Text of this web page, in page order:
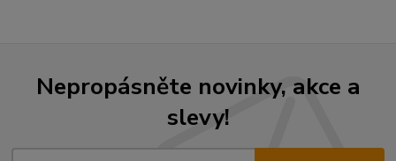
Nepropásněte novinky, akce a
slevy!